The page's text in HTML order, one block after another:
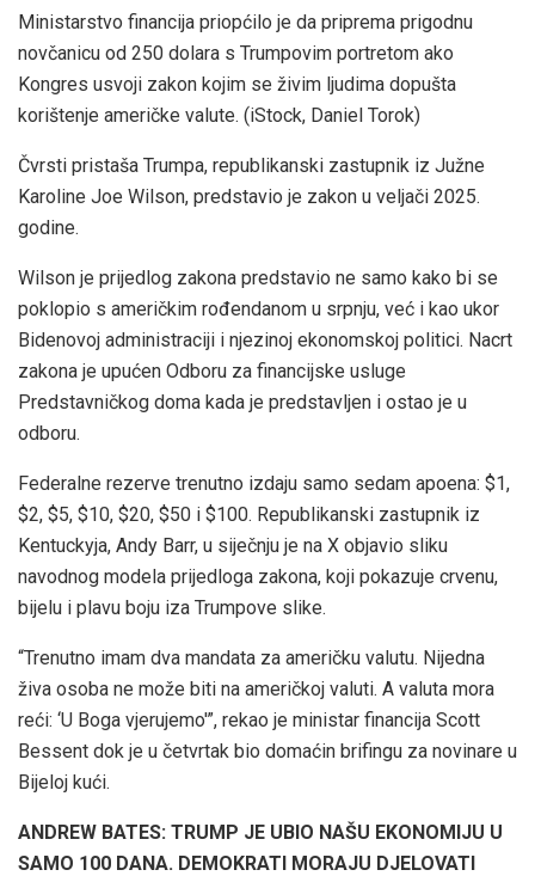
Ministarstvo financija priopćilo je da priprema prigodnu
novčanicu od 250 dolara s Trumpovim portretom ako
Kongres usvoji zakon kojim se živim ljudima dopušta
korištenje američke valute. (iStock, Daniel Torok)
Čvrsti pristaša Trumpa, republikanski zastupnik iz Južne
Karoline Joe Wilson, predstavio je zakon u veljači 2025.
godine.
Wilson je prijedlog zakona predstavio ne samo kako bi se
poklopio s američkim rođendanom u srpnju, već i kao ukor
Bidenovoj administraciji i njezinoj ekonomskoj politici. Nacrt
zakona je upućen Odboru za financijske usluge
Predstavničkog doma kada je predstavljen i ostao je u
odboru.
Federalne rezerve trenutno izdaju samo sedam apoena: $1,
$2, $5, $10, $20, $50 i $100. Republikanski zastupnik iz
Kentuckyja, Andy Barr, u siječnju je na X objavio sliku
navodnog modela prijedloga zakona, koji pokazuje crvenu,
bijelu i plavu boju iza Trumpove slike.
“Trenutno imam dva mandata za američku valutu. Nijedna
živa osoba ne može biti na američkoj valuti. A valuta mora
reći: ‘U Boga vjerujemo'”, rekao je ministar financija Scott
Bessent dok je u četvrtak bio domaćin brifingu za novinare u
Bijeloj kući.
ANDREW BATES: TRUMP JE UBIO NAŠU EKONOMIJU U
SAMO 100 DANA. DEMOKRATI MORAJU DJELOVATI